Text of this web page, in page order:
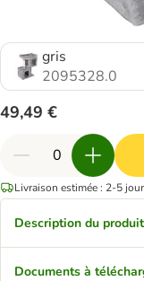
gris
2095328.0
49,49 €
Livraison estimée : 2-5
Description du produit
Documents à